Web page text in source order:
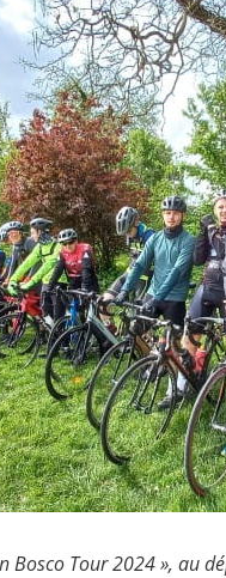
Bosco Tour 2024 », au